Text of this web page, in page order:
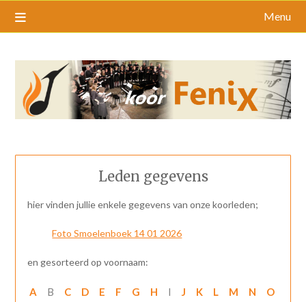
Menu
Leden gegevens
hier vinden jullie enkele gegevens van onze koorleden;
Foto Smoelenboek 14 01 2026
en gesorteerd op voornaam:
A B C D E F G H I J K L M N
O